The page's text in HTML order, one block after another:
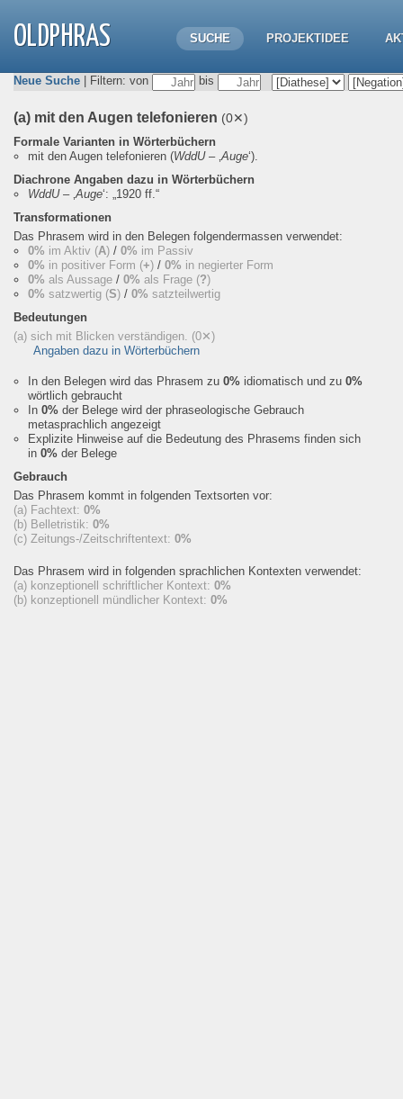
OLDPHRAS SUCHE PROJEKTIDEE
Neue Suche | Filtern: von bis
(a) mit den Augen telefonieren (0✕)
Formale Varianten in Wörterbüchern
mit den Augen telefonieren (WddU– ‚Auge‘).
Diachrone Angaben dazu in Wörterbüchern
WddU– ‚Auge‘: „1920 ff.“
Transformationen
Das Phrasem wird in den Belegen folgendermassen verwendet:
0% im Aktiv (A) / 0% im Passiv
0% in positiver Form (+) / 0% in negierter Form
0% als Aussage / 0% als Frage (?)
0% satzwertig (S) / 0% satzteilwertig
Bedeutungen
(a) sich mit Blicken verständigen. (0✕)
Angaben dazu in Wörterbüchern
In den Belegen wird das Phrasem zu 0% idiomatisch und zu 0%
wörtlich gebraucht
In 0% der Belege wird der phraseologische Gebrauch
metasprachlich angezeigt
Explizite Hinweise auf die Bedeutung des Phrasems finden sich
in 0% der Belege
Gebrauch
Das Phrasem kommt in folgenden Textsorten vor:
(a) Fachtext: 0%
(b) Belletristik: 0%
(c) Zeitungs-/Zeitschriftentext: 0%
Das Phrasem wird in folgenden sprachlichen Kontexten verwendet:
(a) konzeptionell schriftlicher Kontext: 0%
(b) konzeptionell mündlicher Kontext: 0%